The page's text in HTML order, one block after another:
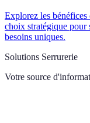
Explorez les bénéfices
choix stratégique pour
besoins uniques.
Solutions Serrurerie
Votre source